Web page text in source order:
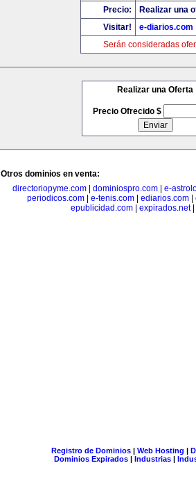
Precio:
Realizar una
Visitar!
e-diarios.com
Serán consideradas
Realizar una Oferta
Precio Ofrecido $
Otros dominios en venta:
directoriopyme.com| dominiospro.com| e-
periodicos.com| e-tenis.com| ediarios.com|
epublicidad.com
expirados.net|
Registro de Dominios| Web Hosting |
Dominios Expirados | Industrias |